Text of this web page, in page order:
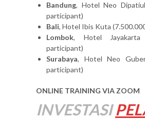
Bandung, Hotel Neo
participant)
Bali, Hotel Ibis Kuta
Lombok, Hotel
participant)
Surabaya, Hotel Neo
participant)
ONLINE TRAINING VIA ZOOM
INVESTASI